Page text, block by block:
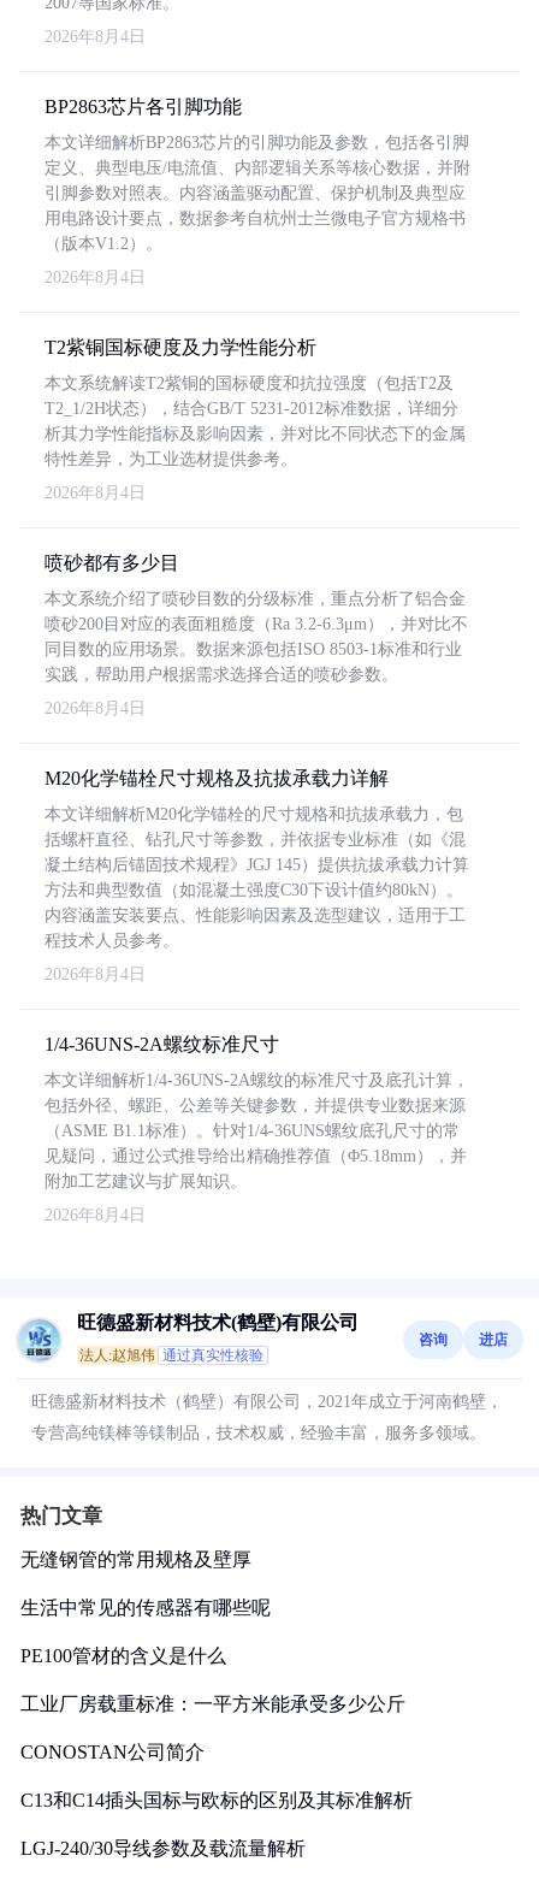
2026年8月4日
BP2863芯片各引脚功能
本文详细解析BP2863芯片的引脚功能及参数，包括各引脚
定义、典型电压/电流值、内部逻辑关系等核心数据，并附
引脚参数对照表。内容涵盖驱动配置、保护机制及典型应
用电路设计要点，数据参考自杭州士兰微电子官方规格书
（版本V1.2）。
2026年8月4日
T2紫铜国标硬度及力学性能分析
本文系统解读T2紫铜的国标硬度和抗拉强度（包括T2及
T2_1/2H状态），结合GB/T 5231-2012标准数据，详细分
析其力学性能指标及影响因素，并对比不同状态下的金属
特性差异，为工业选材提供参考。
2026年8月4日
喷砂都有多少目
本文系统介绍了喷砂目数的分级标准，重点分析了铝合金
喷砂200目对应的表面粗糙度（Ra 3.2-6.3μm），并对比不
同目数的应用场景。数据来源包括ISO 8503-1标准和行业
实践，帮助用户根据需求选择合适的喷砂参数。
2026年8月4日
M20化学锚栓尺寸规格及抗拔承载力详解
本文详细解析M20化学锚栓的尺寸规格和抗拔承载力，包
括螺杆直径、钻孔尺寸等参数，并依据专业标准（如《混
凝土结构后锚固技术规程》JGJ 145）提供抗拔承载力计算
方法和典型数值（如混凝土强度C30下设计值约80kN）。
内容涵盖安装要点、性能影响因素及选型建议，适用于工
程技术人员参考。
2026年8月4日
1/4-36UNS-2A螺纹标准尺寸
本文详细解析1/4-36UNS-2A螺纹的标准尺寸及底孔计算，
包括外径、螺距、公差等关键参数，并提供专业数据来源
（ASME B1.1标准）。针对1/4-36UNS螺纹底孔尺寸的常
见疑问，通过公式推导给出精确推荐值（Φ5.18mm），并
附加工艺建议与扩展知识。
2026年8月4日
旺德盛新材料技术(鹤壁)有限公司
法人:赵旭伟 通过真实性核验
咨询 进店
旺德盛新材料技术（鹤壁）有限公司，2021年成立于河南鹤壁，
专营高纯镁棒等镁制品，技术权威，经验丰富，服务多领域。
热门文章
无缝钢管的常用规格及壁厚
生活中常见的传感器有哪些呢
PE100管材的含义是什么
工业厂房载重标准：一平方米能承受多少公斤
CONOSTAN公司简介
C13和C14插头国标与欧标的区别及其标准解析
LGJ-240/30导线参数及载流量解析